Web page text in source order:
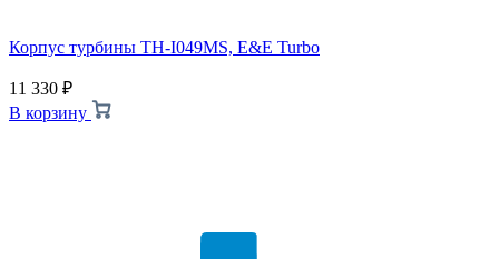
Корпус турбины TH-I049MS, E&E Turbo
11 330 ₽
В корзину